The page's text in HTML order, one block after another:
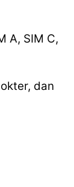
A, SIM C,
dan